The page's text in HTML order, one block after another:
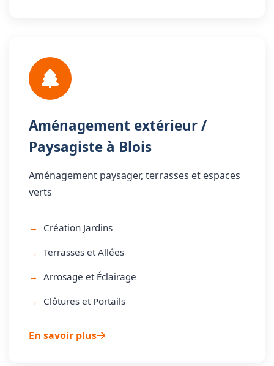
Aménagement extérieur /
Paysagiste à Blois
Aménagement paysager, terrasses et espaces
verts
Création Jardins
Terrasses et Allées
Arrosage et Éclairage
Clôtures et Portails
En savoir plus